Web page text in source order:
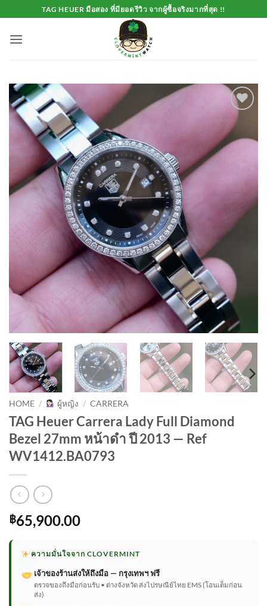
to
content
TAG HEUER มือสอง ที่มียอดรีวิว จากผู้ซื้อจริงมากที่สุด !!
Add to
Wishlist
HOME / ผู้หญิง / CARRERA
TAG Heuer Carrera Lady Full Diamond
Bezel 27mm หน้าดำ ปี 2013 — Ref
WV1412.BA0793
฿65,900.00
ความมั่นใจจาก CLOVERMINT
เจ้าของร้านส่งให้ถึงมือ — กรุงเทพฯ ฟรี
ตรวจของถึงมือก่อนรับ • ต่างจังหวัด ส่งไปรษณีย์ไทย EMS (โอนเต็มก่อน
ส่ง)